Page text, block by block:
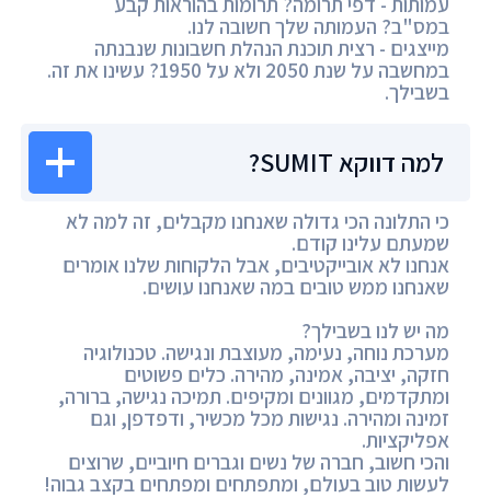
במס"ב? העמותה שלך חשובה לנו.
מייצגים - רצית תוכנת הנהלת חשבונות שנבנתה
במחשבה על שנת 2050 ולא על 1950? עשינו את זה.
בשבילך.
למה דווקא SUMIT?
כי התלונה הכי גדולה שאנחנו מקבלים, זה למה לא
שמעתם עלינו קודם.
אנחנו לא אובייקטיבים, אבל הלקוחות שלנו אומרים
שאנחנו ממש טובים במה שאנחנו עושים.
מה יש לנו בשבילך?
מערכת נוחה, נעימה, מעוצבת ונגישה. טכנולוגיה
חזקה, יציבה, אמינה, מהירה. כלים פשוטים
ומתקדמים, מגוונים ומקיפים. תמיכה נגישה, ברורה,
זמינה ומהירה. נגישות מכל מכשיר, ודפדפן, וגם
אפליקציות.
והכי חשוב, חברה של נשים וגברים חיוביים, שרוצים
לעשות טוב בעולם, ומתפתחים ומפתחים בקצב גבוה!